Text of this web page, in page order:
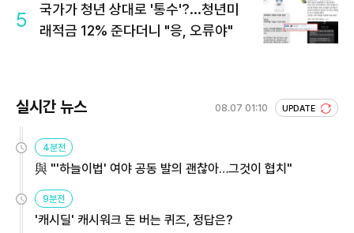
5
국가가 청년 상대로 '통수'?...청년미
래적금 12% 준다더니 "응, 오류야"
실시간 뉴스 08.07 01:10 UPDATE
4분전
與 "'하늘이법' 여야 공동 발의 괜찮아…그것이 협치"
9분전
'캐시딜' 캐시워크 돈 버는 퀴즈, 정답은?